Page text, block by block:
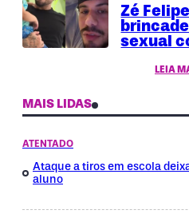
Zé
sexual
LEIA
MAIS LIDAS
ATENTADO
Ataque a tiros em escola
aluno